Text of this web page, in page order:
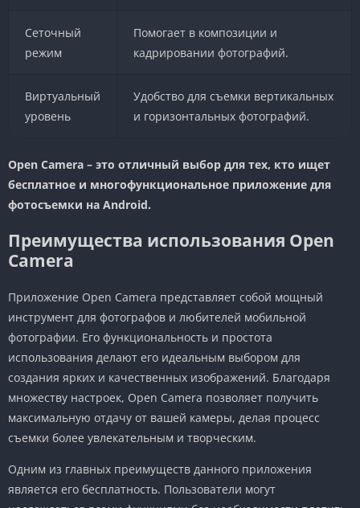
Сеточный
режим
Помогает в композиции и
кадрировании фотографий.
Виртуальный
уровень
Удобство для съемки вертикальных
и горизонтальных фотографий.
Open Camera – это отличный выбор для тех, кто ищет
бесплатное и многофункциональное приложение для
фотосъемки на Android.
Преимущества использования Open
Camera
Приложение Open Camera представляет собой мощный
инструмент для фотографов и любителей мобильной
фотографии. Его функциональность и простота
использования делают его идеальным выбором для
создания ярких и качественных изображений. Благодаря
множеству настроек, Open Camera позволяет получить
максимальную отдачу от вашей камеры, делая процесс
съемки более увлекательным и творческим.
Одним из главных преимуществ данного приложения
является его бесплатность. Пользователи могут